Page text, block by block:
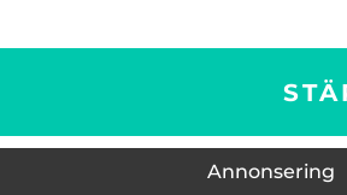
Annonsering